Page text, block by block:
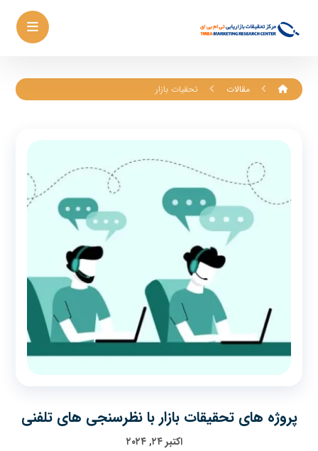
مقالات تحقیات بازار
پروژه های تحقیقات بازار با نظرسنجی های تلفنی
اکتبر ۲۴, ۲۰۲۴